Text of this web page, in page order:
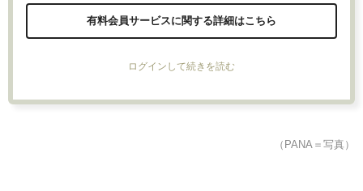
有料会員サービスに関する詳細はこちら
ログインして続きを読む
（PANA＝写真）